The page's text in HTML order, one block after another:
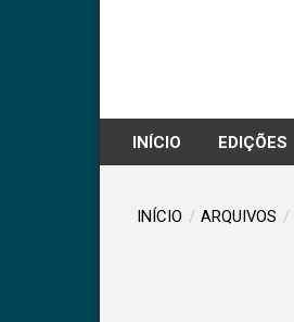
INÍCIO EDIÇÕES
INÍCIO / ARQUIVOS /